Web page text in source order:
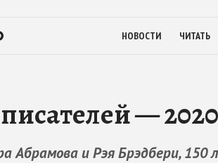
НОВОСТИ ЧИТАТЬ
— 2020
Абрамова и Рэя Брэдбери,